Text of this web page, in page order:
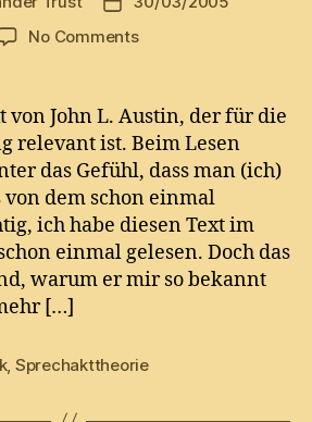
No Commentson
Performative
und
konstatierende
Äusserung
(sic!)
von John L. Austin, der für die
relevant ist. Beim Lesen
das Gefühl, dass man (ich)
dem schon einmal
ich habe diesen Text im
einmal gelesen. Doch das
warum er mir so bekannt
[…]
, Sprechakttheorie